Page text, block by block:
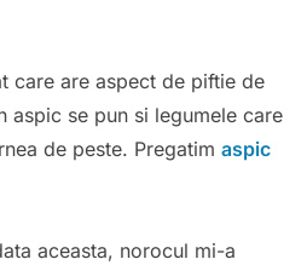
care are aspect de piftie de
aspic se pun si legumele care
de peste. Pregatim aspic
aceasta, norocul mi-a